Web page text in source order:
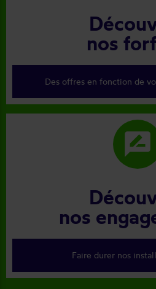
nos
Des offres en fonction de
rate_review
nos
Faire durer nos